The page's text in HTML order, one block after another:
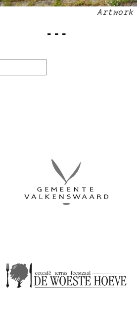
Artwork
- - -